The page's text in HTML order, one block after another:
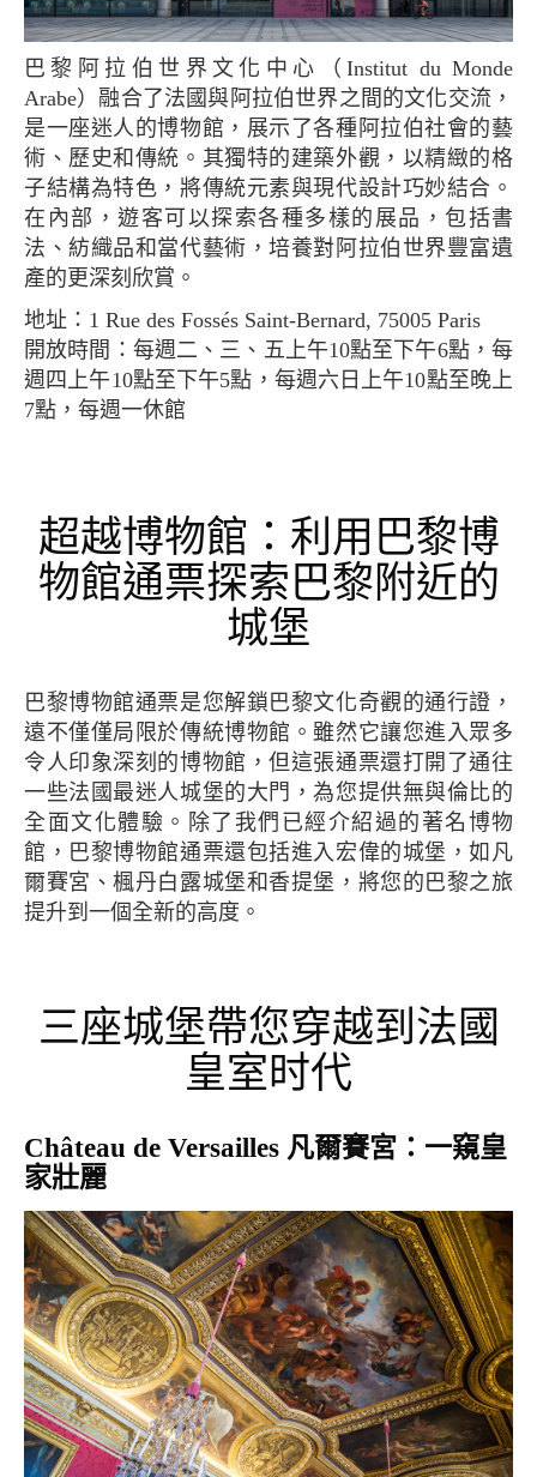
巴黎阿拉伯世界文化中心（Institut du Monde
Arabe）融合了法國與阿拉伯世界之間的文化交流，
是一座迷人的博物館，展示了各種阿拉伯社會的藝
術、歷史和傳統。其獨特的建築外觀，以精緻的格
子結構為特色，將傳統元素與現代設計巧妙結合。
在內部，遊客可以探索各種多樣的展品，包括書
法、紡織品和當代藝術，培養對阿拉伯世界豐富遺
產的更深刻欣賞。
地址：1 Rue des Fossés Saint-Bernard, 75005 Paris
開放時間：每週二、三、五上午10點至下午6點，每
週四上午10點至下午5點，每週六日上午10點至晚上
7點，每週一休館
超越博物館：利用巴黎博
物館通票探索巴黎附近的
城堡
巴黎博物館通票是您解鎖巴黎文化奇觀的通行證，
遠不僅僅局限於傳統博物館。雖然它讓您進入眾多
令人印象深刻的博物館，但這張通票還打開了通往
一些法國最迷人城堡的大門，為您提供無與倫比的
全面文化體驗。除了我們已經介紹過的著名博物
館，巴黎博物館通票還包括進入宏偉的城堡，如凡
爾賽宮、楓丹白露城堡和香提堡，將您的巴黎之旅
提升到一個全新的高度。
三座城堡帶您穿越到法國
皇室时代
Château de Versailles 凡爾賽宮：一窺皇
家壯麗